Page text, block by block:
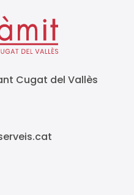
Cugat del Vallès